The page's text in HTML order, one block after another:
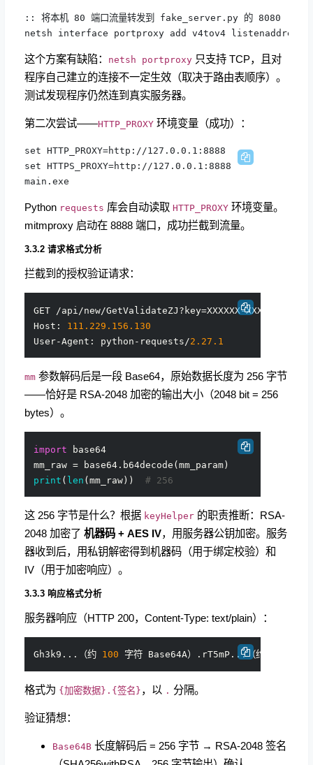
:: 将本机 80 端口流量转发到 fake_server.py 的 8080
这个方案有缺陷： netsh portproxy 只支持 TCP，且对
程序自己建立的连接不一定生效（取决于路由表顺序）。
测试发现程序仍然连到真实服务器。
第二次尝试——HTTP_PROXY 环境变量（成功）：
set HTTP_PROXY=http://127.0.0.1:8888
set HTTPS_PROXY=http://127.0.0.1:8888
Python requests 库会自动读取 HTTP_PROXY 环境变量。
mitmproxy 启动在 8888 端口，成功拦截到流量。
3.3.2 请求格式分析
拦截到的授权验证请求：
GET /api/new/GetValidateZJ?key=XXXXXX-XXXXXX-
Host: 111.229 .156 .130
User-Agent: python-requests/2.27 .1
mm 参数解码后是一段 Base64，原始数据长度为 256 字节
——恰好是 RSA-2048 加密的输出大小（2048 bit = 256
bytes）。
import base64
print(len(mm_raw)) # 256
这 256 字节是什么？根据 keyHelper 的职责推断：RSA-
2048 加密了 机器码 + AES IV，用服务器公钥加密。服务
器收到后，用私钥解密得到机器码（用于绑定校验）和
IV（用于加密响应）。
3.3.3 响应格式分析
服务器响应（HTTP 200，Content-Type: text/plain）：
Gh3k9...（约 100 字符 Base64A）.rT5mP...（约
格式为 {加密数据}.{签名}，以 . 分隔。
验证猜想：
Base64B 长度解码后 = 256 字节 → RSA-2048 签名